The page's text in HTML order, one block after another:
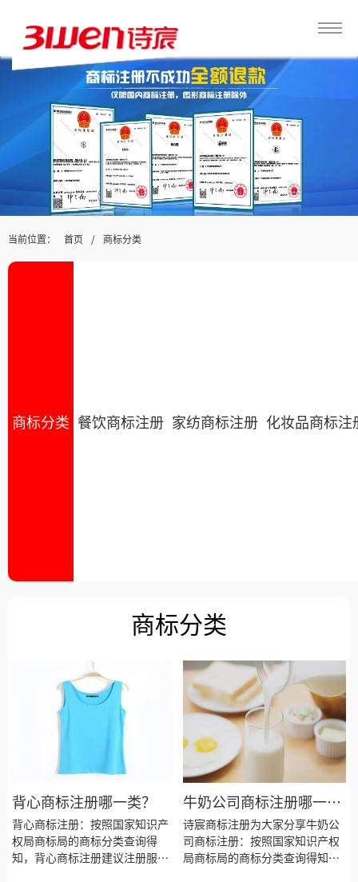
当前位置： 首页 / 商标分类
商标分类 餐饮商标注册 家纺商标注册 化妆品商标注
商标分类
背心商标注册哪一类？
背心商标注册：按照国家知识产
权局商标局的商标分类查询得
知，背心商标注册建议注册服装
牛奶公司商标注册哪一
类？
诗宸商标注册为大家分享牛奶公
司商标注册：按照国家知识产权
局商标局的商标分类查询得知，